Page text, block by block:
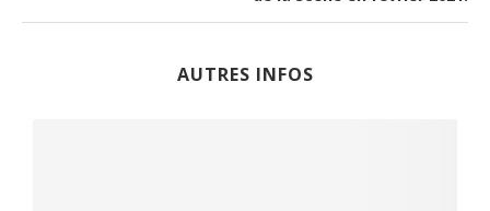
AUTRES INFOS